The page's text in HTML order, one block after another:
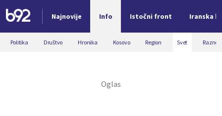
Najnovije Info Istočni front Iranska
Nova vest
Politika Društvo Hronika Kosovo Region Svet Razno